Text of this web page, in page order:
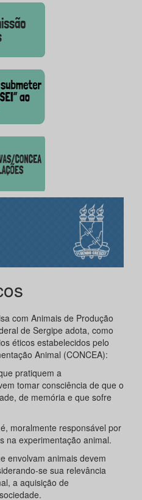
com Animais de Produção
de Sergipe adota, como
éticos estabelecidos pelo
Animal (CONCEA):
pratiquem a
tomar consciência de que o
de memória e que sofre
moralmente responsável por
na experimentação animal.
envolvam animais devem
se sua relevância
a aquisição de